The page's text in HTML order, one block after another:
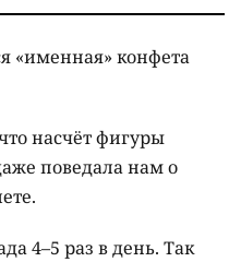
«именная» конфета
насчёт фигуры
поведала нам о
4–5 раз в день. Так